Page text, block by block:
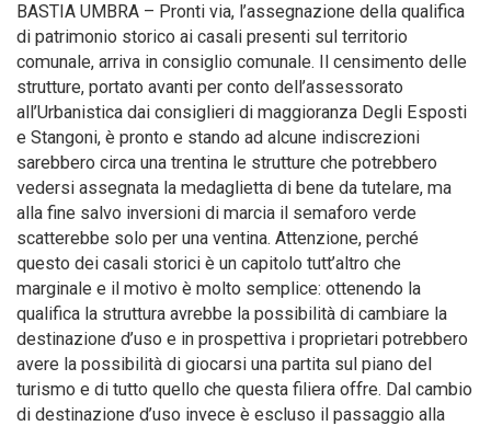
BASTIA UMBRA – Pronti via, l’assegnazione della qualifica
di patrimonio storico ai casali presenti sul territorio
comunale, arriva in consiglio comunale. Il censimento delle
strutture, portato avanti per conto dell’assessorato
all’Urbanistica dai consiglieri di maggioranza Degli Esposti
e Stangoni, è pronto e stando ad alcune indiscrezioni
sarebbero circa una trentina le strutture che potrebbero
vedersi assegnata la medaglietta di bene da tutelare, ma
alla fine salvo inversioni di marcia il semaforo verde
scatterebbe solo per una ventina. Attenzione, perché
questo dei casali storici è un capitolo tutt’altro che
marginale e il motivo è molto semplice: ottenendo la
qualifica la struttura avrebbe la possibilità di cambiare la
destinazione d’uso e in prospettiva i proprietari potrebbero
avere la possibilità di giocarsi una partita sul piano del
turismo e di tutto quello che questa filiera offre. Dal cambio
di destinazione d’uso invece è escluso il passaggio alla